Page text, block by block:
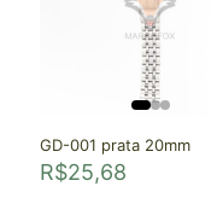
GD-001 prata 20mm
R$25,68